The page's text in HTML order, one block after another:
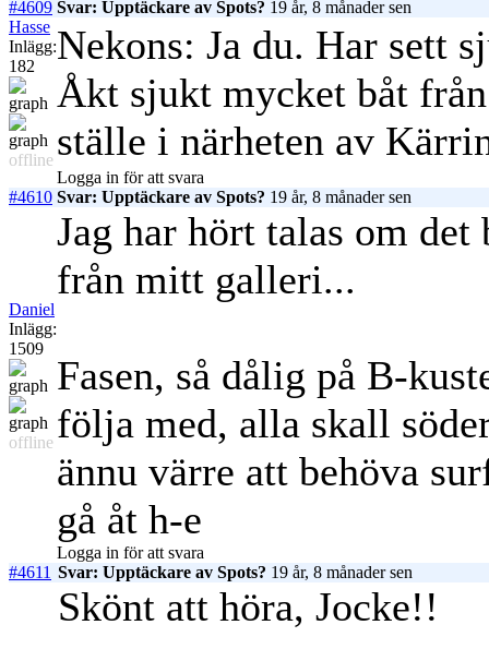
#4609 Svar: Upptäckare av Spots? 19 år, 8 månader sen
Hasse
Inlägg:
182
offline
Nekons: Ja du. Har sett
Åkt sjukt mycket båt
ställe i närheten av
Logga in för att svara
#4610 Svar: Upptäckare av Spots? 19 år, 8 månader sen
Daniel
Inlägg:
1509
offline
Jag har hört talas om
från mitt galleri...
Fasen, så dålig på B-
följa med, alla skall
ännu värre att behöva
gå åt h-e
Logga in för att svara
#4611 Svar: Upptäckare av Spots? 19 år, 8 månader sen
Skönt att höra, Jocke!!